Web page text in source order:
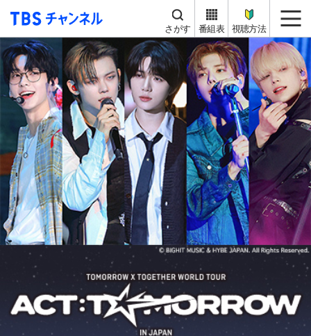
TBS チャンネル
さがす 番組表 視聴方法